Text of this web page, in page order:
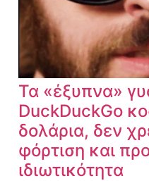
Τα «έξυπνα»
DuckDuckGo
δολάρια, δεν
φόρτιση και
ιδιωτικότητα